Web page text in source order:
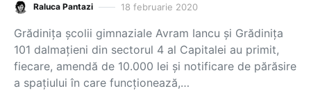
Raluca Pantazi 18 februarie 2020
Grădinița școlii gimnaziale Avram Iancu și Grădinița
101 dalmațieni din sectorul 4 al Capitalei au primit,
fiecare, amendă de 10.000 lei și notificare de părăsire
a spațiului în care funcționează,…